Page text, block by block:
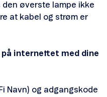
den øverste lampe ikke
at kabel og strøm er
internettet med dine
Navn) og adgangskode